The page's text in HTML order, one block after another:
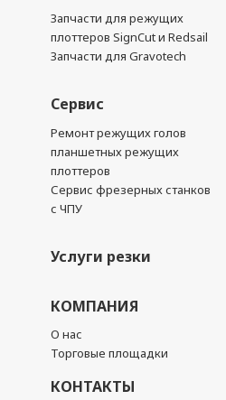
Запчасти для режущих
плоттеров SignCut и Redsail
Запчасти для Gravotech
Сервис
Ремонт режущих голов
планшетных режущих
плоттеров
Сервис фрезерных станков
с ЧПУ
Услуги резки
КОМПАНИЯ
О нас
Торговые площадки
КОНТАКТЫ